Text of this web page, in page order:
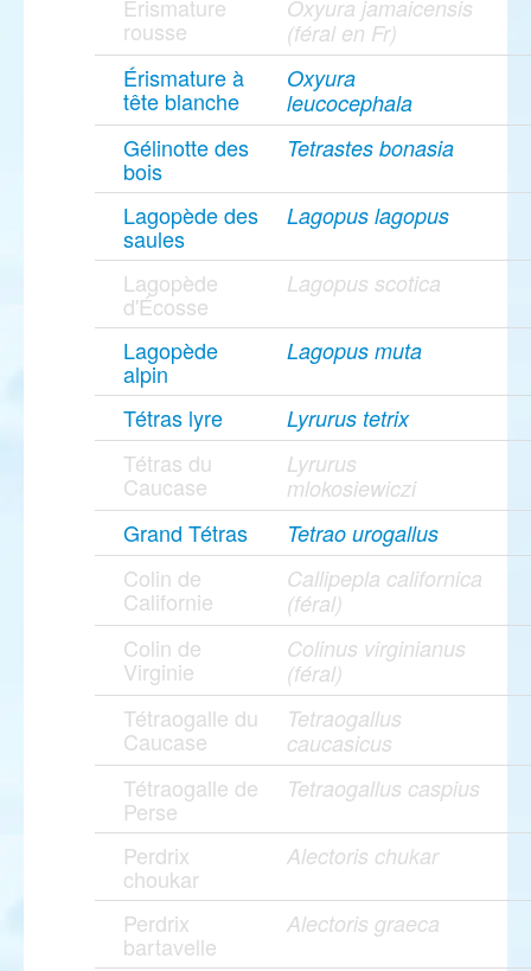
Érismature
rousse
Oxyura jamaicensis
(féral en Fr)
Érismature à
tête blanche
Oxyura
leucocephala
Gélinotte des
bois
Tetrastes bonasia
Lagopède des
saules
Lagopus lagopus
Lagopède
d'Écosse
Lagopus scotica
Lagopède
alpin
Lagopus muta
Tétras lyre Lyrurus tetrix
Tétras du
Caucase
Lyrurus
mlokosiewiczi
Grand Tétras Tetrao urogallus
Colin de
Californie
Callipepla californica
(féral)
Colin de
Virginie
Colinus virginianus
(féral)
Tétraogalle du
Caucase
Tetraogallus
caucasicus
Tétraogalle de
Perse
Tetraogallus caspius
Perdrix
choukar
Alectoris chukar
Perdrix
bartavelle
Alectoris graeca